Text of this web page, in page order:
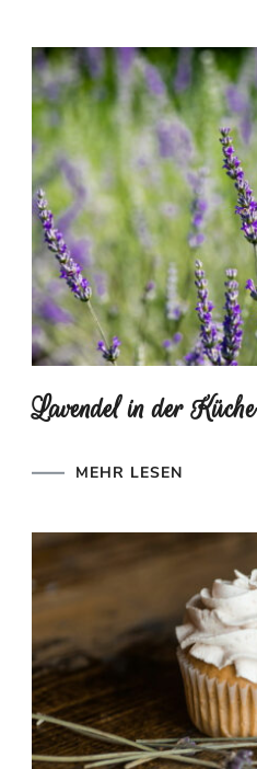
Lavendel in der Küche
MEHR LESEN